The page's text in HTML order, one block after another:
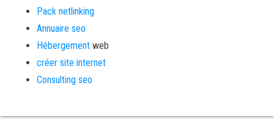
Pack netlinking
Annuaire seo
Hébergement web
créer site internet
Consulting seo